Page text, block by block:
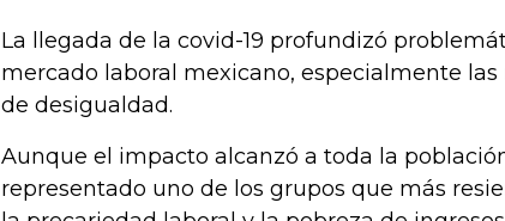
La llegada de la covid-19 profundizó
mercado laboral mexicano, especialmente
de desigualdad.
Aunque el impacto alcanzó a toda la
representado uno de los grupos que más